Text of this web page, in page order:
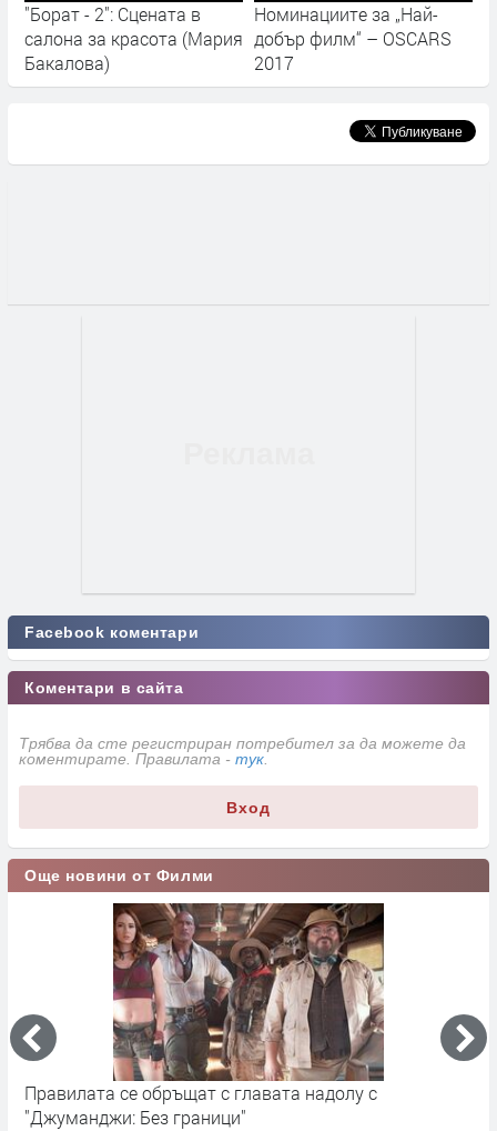
"Борат - 2": Сцената в
салона за красота (Мария
Бакалова)
Номинациите за „Най-
добър филм“ – OSCARS
2017
Facebook коментари
Коментари в сайта
Трябва да сте регистриран потребител за да можете да
коментирате. Правилата - тук
Вход
Още новини от Филми
Правилата се обръщат с главата надолу с
"Джуманджи: Без граници"